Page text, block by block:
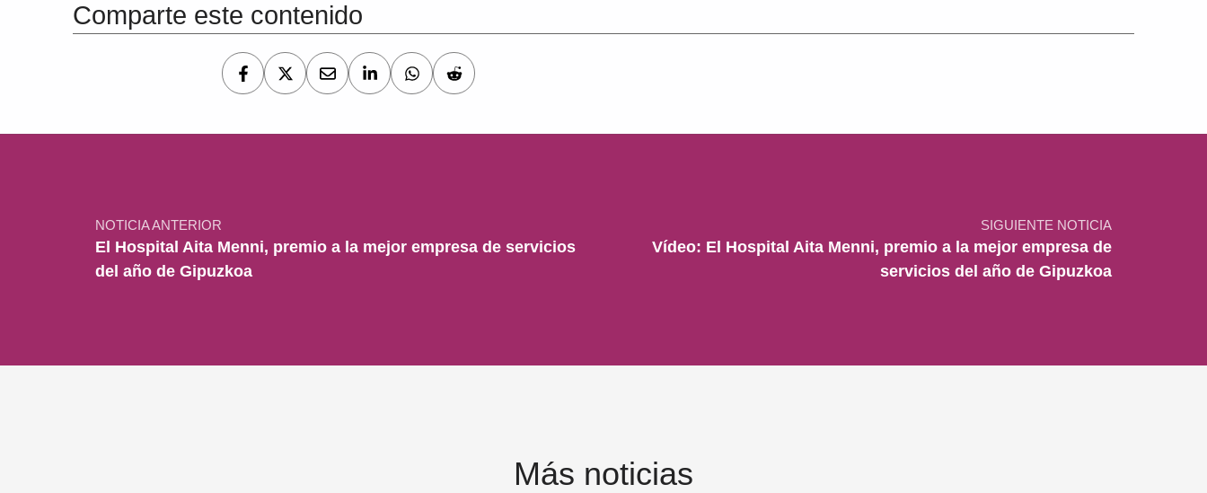
Comparte este contenido
NOTICIA ANTERIOR
El Hospital Aita Menni, premio a la mejor empresa de servicios
del año de Gipuzkoa
SIGUIENTE NOTICIA
Vídeo: El Hospital Aita Menni, premio a la mejor empresa de
servicios del año de Gipuzkoa
Más noticias